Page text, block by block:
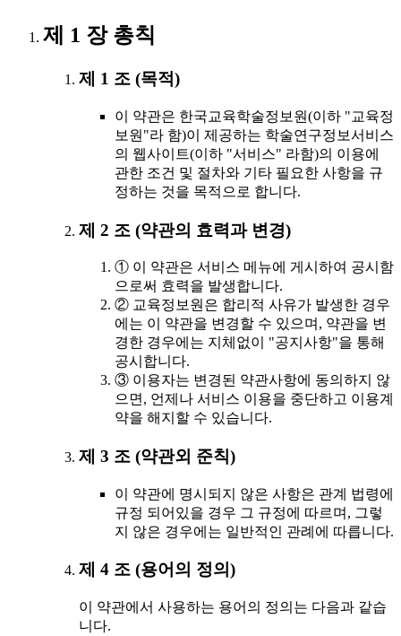
제 1 장 총칙
제 1 조 (목적)
이 약관은 한국교육학술정보원(이하 "교육정
보원"라 함)이 제공하는 학술연구정보서비스
의 웹사이트(이하 "서비스" 라함)의 이용에
관한 조건 및 절차와 기타 필요한 사항을 규
정하는 것을 목적으로 합니다.
제 2 조 (약관의 효력과 변경)
① 이 약관은 서비스 메뉴에 게시하여 공시함
으로써 효력을 발생합니다.
② 교육정보원은 합리적 사유가 발생한 경우
에는 이 약관을 변경할 수 있으며, 약관을 변
경한 경우에는 지체없이 "공지사항"을 통해
공시합니다.
③ 이용자는 변경된 약관사항에 동의하지 않
으면, 언제나 서비스 이용을 중단하고 이용계
약을 해지할 수 있습니다.
제 3 조 (약관외 준칙)
이 약관에 명시되지 않은 사항은 관계 법령에
규정 되어있을 경우 그 규정에 따르며, 그렇
지 않은 경우에는 일반적인 관례에 따릅니다.
제 4 조 (용어의 정의)
이 약관에서 사용하는 용어의 정의는 다음과 같습
니다.